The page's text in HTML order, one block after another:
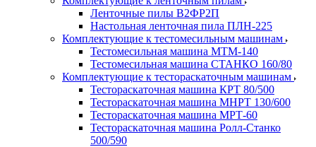
Ленточные пилы В2ФР2П
Настольная ленточная пила ПЛН-225
Комплектующие к тестомесильным машинам
Тестомесильная машина МТМ-140
Тестомесильная машина СТАНКО 160/80
Комплектующие к тестораскаточным машинам
Тестораскаточная машина КРТ 80/500
Тестораскаточная машина МНРТ 130/600
Тестораскаточная машина МРТ-60
Тестораскаточная машина Ролл-Станко
500/590